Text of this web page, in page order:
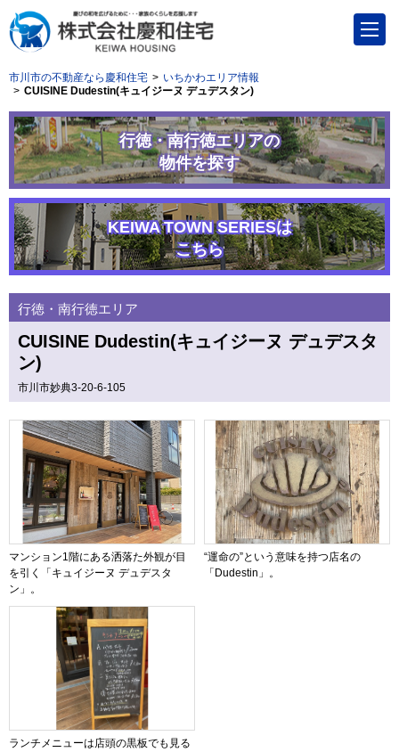
市川市の不動産なら慶和住宅
いちかわエリア情報
CUISINE Dudestin(キュイジーヌ デュデスタン)
行徳・南行徳エリアの
物件を探す
KEIWA TOWN SERIESは
こちら
行徳・南行徳エリア
CUISINE Dudestin(キュイジーヌ デュデスタ
ン)
市川市妙典3-20-6-105
マンション1階にある洒落た外観が目
を引く「キュイジーヌ デュデスタ
ン」。
“運命の”という意味を持つ店名の
「Dudestin」。
ランチメニューは店頭の黒板でも見る